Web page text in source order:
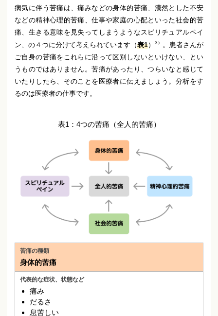
病気に伴う苦痛は、痛みなどの身体的苦痛、漠然とした不安
などの精神心理的苦痛、仕事や家庭の心配といった社会的苦
痛、生きる意味を見失ってしまうようなスピリチュアルペイ
ン、の４つに分けて考えられています（表1） 3）
。患者さんが
ご自身の苦痛をこれらに沿って区別しないといけない、とい
うものではありません。苦痛があったり、つらいなと感じて
いたりしたら、そのことを医療者に伝えましょう。分析をす
るのは医療者の仕事です。
表1：4つの苦痛（全人的苦痛）
身体的苦痛
痛み
だるさ
息苦しい